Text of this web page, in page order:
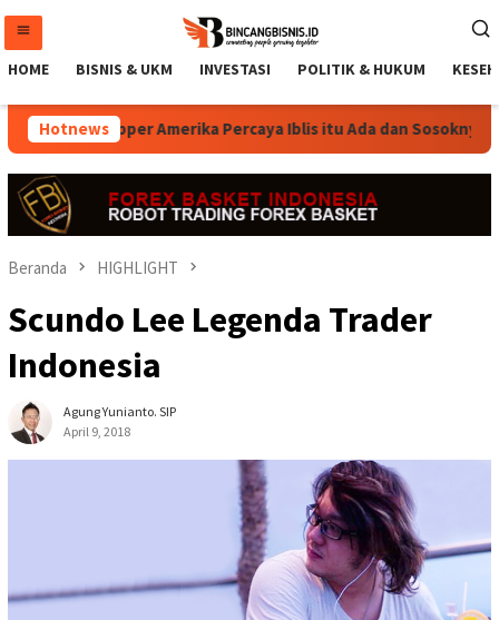
konten
HOME BISNIS & UKM INVESTASI POLITIK & HUKUM
Hotnews
Rapper Amerika Percaya Iblis itu Ada dan Sosoknya
Beranda HIGHLIGHT
Scundo Lee Legenda Trader
Indonesia
Agung Yunianto. SIP
April 9, 2018